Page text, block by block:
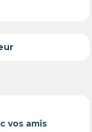
vos amis